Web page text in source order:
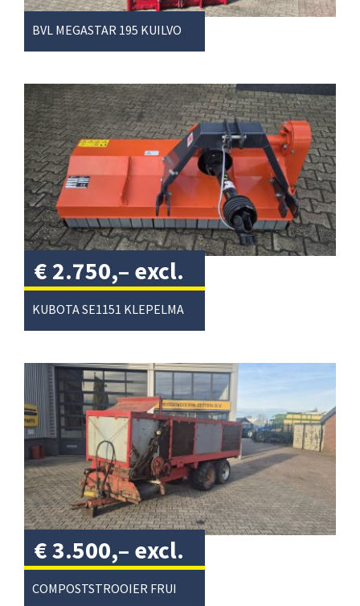
€ 2.750,– excl.
btw/
€3.500,– excl.
btw/